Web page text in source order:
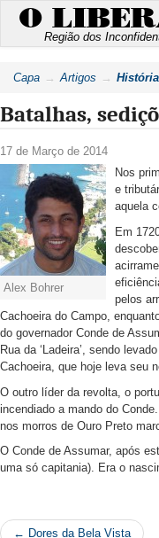
O
Região dos
Capa Artigos
Batalhas,
17 de Março de 2014
Alex Bohrer
Nos
e
aquela
Em
pelos
Cachoeira do Campo,
do governador Conde de
Rua da ‘Ladeira’, sendo
Cachoeira, que hoje leva seu
O outro líder da revolta, o
incendiado a mando do
nos morros de Ouro Preto
O Conde de Assumar, após
uma só capitania). Era o
← Dores da Bela Vista